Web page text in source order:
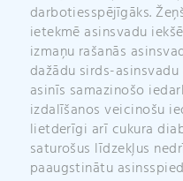
darbotiesspējīgāks.
ietekmē asinsvadu
izmaņu rašanās
dažādu sirds-
asinīs samazinošo
izdalīšanos veicinošu
lietderīgi arī cukura
saturošus līdzekļus
paaugstinātu